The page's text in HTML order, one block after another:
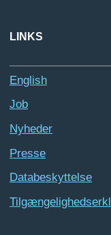
LINKS
English
Job
Nyheder
Presse
Databeskyttelse